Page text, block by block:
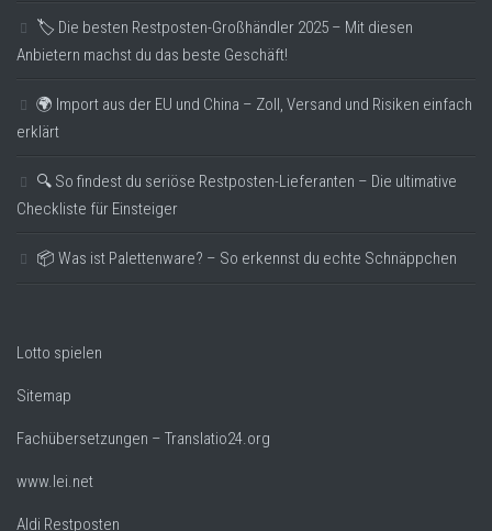
🏷️ Die besten Restposten-Großhändler 2025 – Mit diesen
Anbietern machst du das beste Geschäft!
🌍 Import aus der EU und China – Zoll, Versand und Risiken einfach
erklärt
🔍 So findest du seriöse Restposten-Lieferanten – Die ultimative
Checkliste für Einsteiger
📦 Was ist Palettenware? – So erkennst du echte Schnäppchen
Lotto spielen
Sitemap
Fachübersetzungen – Translatio24.org
www.lei.net
Aldi Restposten